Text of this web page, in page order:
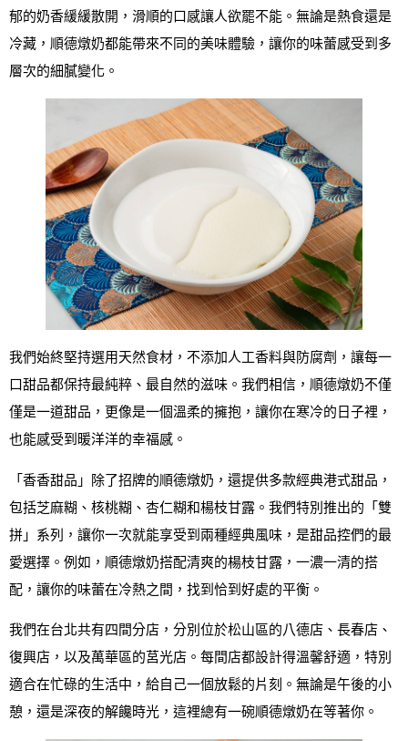
郁的奶香緩緩散開，滑順的口感讓人欲罷不能。無論是熱食還是
冷藏，順德燉奶都能帶來不同的美味體驗，讓你的味蕾感受到多
層次的細膩變化。
我們始終堅持選用天然食材，不添加人工香料與防腐劑，讓每一
口甜品都保持最純粹、最自然的滋味。我們相信，順德燉奶不僅
僅是一道甜品，更像是一個溫柔的擁抱，讓你在寒冷的日子裡，
也能感受到暖洋洋的幸福感。
「香香甜品」除了招牌的順德燉奶，還提供多款經典港式甜品，
包括芝麻糊、核桃糊、杏仁糊和楊枝甘露。我們特別推出的「雙
拼」系列，讓你一次就能享受到兩種經典風味，是甜品控們的最
愛選擇。例如，順德燉奶搭配清爽的楊枝甘露，一濃一清的搭
配，讓你的味蕾在冷熱之間，找到恰到好處的平衡。
我們在台北共有四間分店，分別位於松山區的八德店、長春店、
復興店，以及萬華區的莒光店。每間店都設計得溫馨舒適，特別
適合在忙碌的生活中，給自己一個放鬆的片刻。無論是午後的小
憩，還是深夜的解饞時光，這裡總有一碗順德燉奶在等著你。